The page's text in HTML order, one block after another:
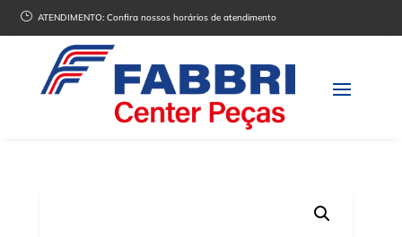
} ATENDIMENTO:Confira nossos horários de atendimento